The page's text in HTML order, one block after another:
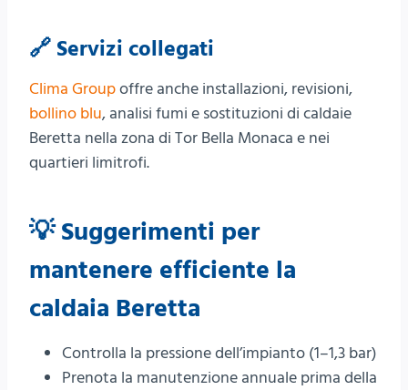
🔗 Servizi collegati
Clima Groupoffre anche installazioni, revisioni,
bollino blu, analisi fumi e sostituzioni di caldaie
Beretta nella zona di Tor Bella Monaca e nei
quartieri limitrofi.
💡 Suggerimenti per
mantenere efficiente la
caldaia Beretta
Controlla la pressione dell’impianto (1–1,3 bar)
Prenota la manutenzione annuale prima della